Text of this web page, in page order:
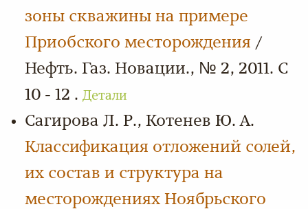
зоны скважины на примере
Приобского месторождения /
Нефть. Газ. Новации., № 2, 2011. С
10 - 12 . Детали
Сагирова Л. Р., Котенев Ю. А.
Классификация отложений солей,
их состав и структура на
месторождениях Ноябрьского